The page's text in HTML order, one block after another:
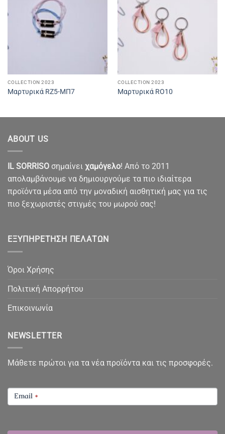
COLLECTION 2023
Μαρτυρικά RZ5-ΜΠ7
COLLECTION 2023
Μαρτυρικά RO10
ABOUT US
IL SORRISO σημαίνει χαμόγελο! Από το 2011
απολαμβάνουμε να δημιουργούμε τα πιο ιδιαίτερα
προϊόντα μέσα από την μοναδική αισθητική μας για τις
πιο ξεχωριστές στιγμές του μωρού σας!
ΕΞΥΠΗΡΈΤΗΣΗ ΠΕΛΑΤΏΝ
Όροι Χρήσης
Πολιτική Απορρήτου
Επικοινωνία
NEWSLETTER
Μάθετε πρώτοι για τα νέα προϊόντα και τις προσφορές.
NEWSLETTER
Email *